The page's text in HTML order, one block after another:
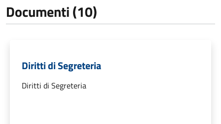
Documenti (10)
Diritti di Segreteria
Diritti di Segreteria